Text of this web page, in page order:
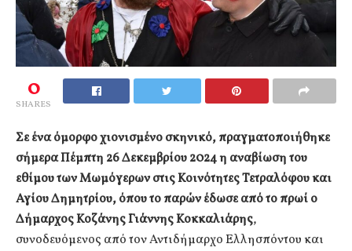
0
SHARES
Σε ένα όμορφο χιονισμένο σκηνικό, πραγματοποιήθηκε
σήμερα Πέμπτη 26 Δεκεμβρίου 2024 η αναβίωση του
εθίμου των Μωμόγερων στις Κοινότητες Τετραλόφου και
Αγίου Δημητρίου, όπου το παρών έδωσε από το πρωί ο
Δήμαρχος Κοζάνης Γιάννης Κοκκαλιάρης,
συνοδευόμενος από τον Αντιδήμαρχο Ελλησπόντου και